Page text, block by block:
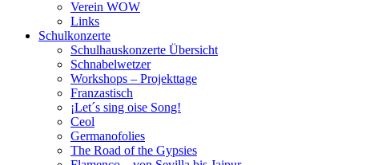
Verein WOW
Links
Schulkonzerte
Schulhauskonzerte Übersicht
Schnabelwetzer
Workshops – Projekttage
Franzastisch
¡Let´s sing oise Song!
Ceol
Germanofolies
The Road of the Gypsies